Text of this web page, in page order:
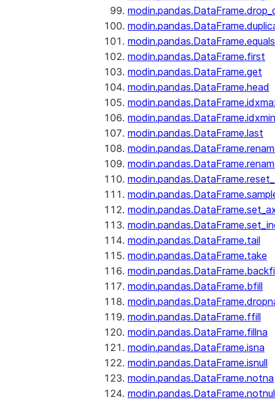
modin.pandas.DataFrame.equals
modin.pandas.DataFrame.first
modin.pandas.DataFrame.get
modin.pandas.DataFrame.head
modin.pandas.DataFrame.idxmin
modin.pandas.DataFrame.last
modin.pandas.DataFrame.tail
modin.pandas.DataFrame.take
modin.pandas.DataFrame.bfill
modin.pandas.DataFrame.ffill
modin.pandas.DataFrame.fillna
modin.pandas.DataFrame.isna
modin.pandas.DataFrame.isnull
modin.pandas.DataFrame.notna